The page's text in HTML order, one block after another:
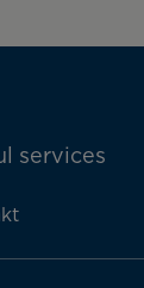
services